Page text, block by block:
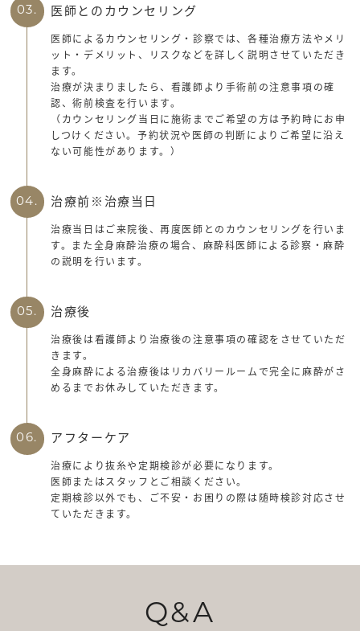
03. 医師とのカウンセリング
医師によるカウンセリング・診察では、各種治療方法やメリ
ット・デメリット、リスクなどを詳しく説明させていただき
ます。
治療が決まりましたら、看護師より手術前の注意事項の確
認、術前検査を行います。
（カウンセリング当日に施術までご希望の方は予約時にお申
しつけください。予約状況や医師の判断によりご希望に沿え
ない可能性があります。）
04. 治療前※治療当日
治療当日はご来院後、再度医師とのカウンセリングを行いま
す。また全身麻酔治療の場合、麻酔科医師による診察・麻酔
の説明を行います。
05. 治療後
治療後は看護師より治療後の注意事項の確認をさせていただ
きます。
全身麻酔による治療後はリカバリールームで完全に麻酔がさ
めるまでお休みしていただきます。
06. アフターケア
治療により抜糸や定期検診が必要になります。
医師またはスタッフとご相談ください。
定期検診以外でも、ご不安・お困りの際は随時検診対応させ
ていただきます。
Q&A